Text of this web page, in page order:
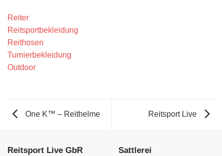
Reiter
Reitsportbekleidung
Reithosen
Turnierbekleidung
Outdoor
One K™ – Reithelme Reitsport Live
Reitsport Live GbR Sattlerei